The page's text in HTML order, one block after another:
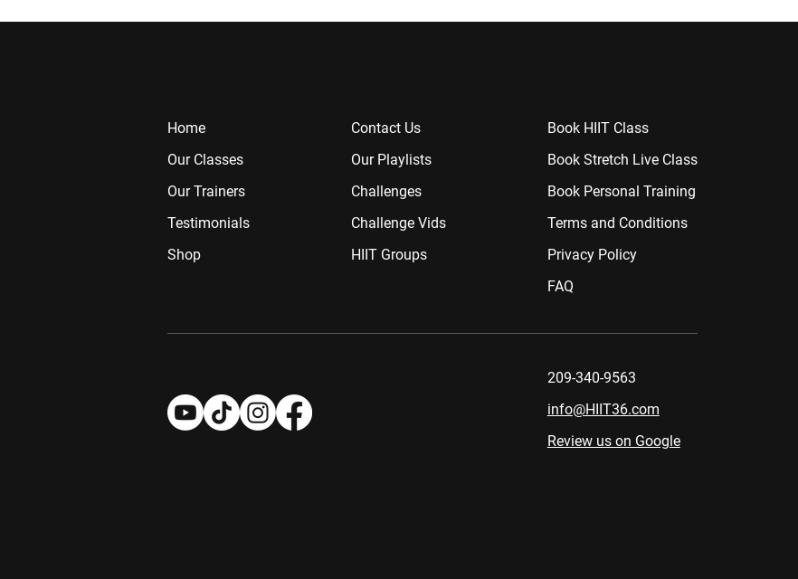
Home
Our Classes
Our Trainers
Testimonials
Shop
Contact Us
Our Playlists
Challenges
Challenge Vids
HIIT Groups
Book HIIT Class
Book Stretch Live Class
Book Personal Training
Terms and Conditions
Privacy Policy
FAQ
209-340-9563
info@HIIT36.com
Review us on Google